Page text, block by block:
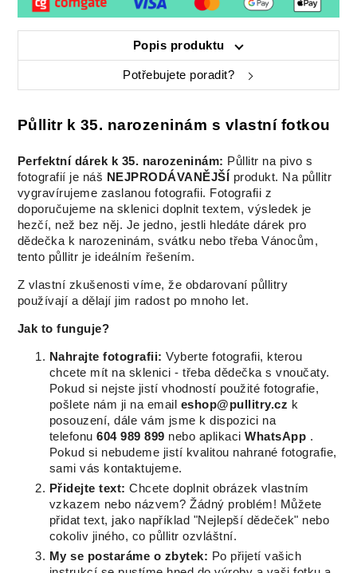
Popis produktu
Potřebujete poradit?
Půllitr k 35. narozeninám s vlastní fotkou
Perfektní dárek k 35. narozeninám: Půllitr na pivo s
fotografií je náš NEJPRODÁVANĚJŠÍ
produkt. Na půllitr
vygravírujeme zaslanou fotografii. Fotografii z
doporučujeme na sklenici doplnit textem, výsledek je
hezčí, než bez něj. Je jedno, jestli hledáte dárek pro
dědečka k narozeninám, svátku nebo třeba Vánocům,
tento půllitr je ideálním řešením.
Z vlastní zkušenosti víme, že obdarovaní půllitry
používají a dělají jim radost po mnoho let.
Jak to funguje?
Nahrajte fotografii: Vyberte fotografii, kterou
chcete mít na sklenici - třeba dědečka s vnoučaty.
Pokud si nejste jistí vhodností použité fotografie,
pošlete nám ji na email eshop@pullitry.cz k
posouzení, dále vám jsme k dispozici na
telefonu604 989 899 nebo aplikaciWhatsApp .
Pokud si nebudeme jistí kvalitou nahrané fotografie,
sami vás kontaktujeme.
Přidejte text: Chcete doplnit obrázek vlastním
vzkazem nebo názvem? Žádný problém! Můžete
přidat text, jako například "Nejlepší dědeček" nebo
cokoliv jiného, co půllitr ozvláštní.
My se postaráme o zbytek: Po přijetí vašich